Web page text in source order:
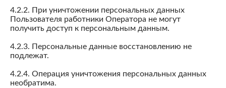
4.2.2. При уничтожении персональных данных
Пользователя работники Оператора не могут
получить доступ к персональным данным.
4.2.3. Персональные данные восстановлению не
подлежат.
4.2.4. Операция уничтожения персональных данных
необратима.